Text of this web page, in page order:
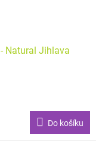
Natural Jihlava
Do košíku